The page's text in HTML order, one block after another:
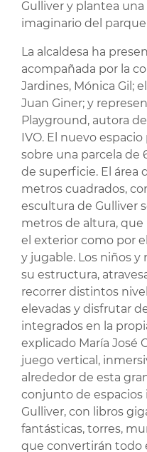
Gulliver y plantea
imaginario del parque
La alcaldesa ha
acompañada por la
Jardines, Mónica Gil;
Juan Giner; y
Playground, autora
IVO. El nuevo
sobre una parcela de
de superficie. El área
metros cuadrados,
escultura de Gulliver
metros de altura,
el exterior como por
y jugable. Los niños y
su estructura,
recorrer distintos
elevadas y disfrutar
integrados en la
explicado María José
juego vertical,
alrededor de esta
conjunto de espacios
Gulliver, con libros
fantásticas, torres,
que convertirán todo